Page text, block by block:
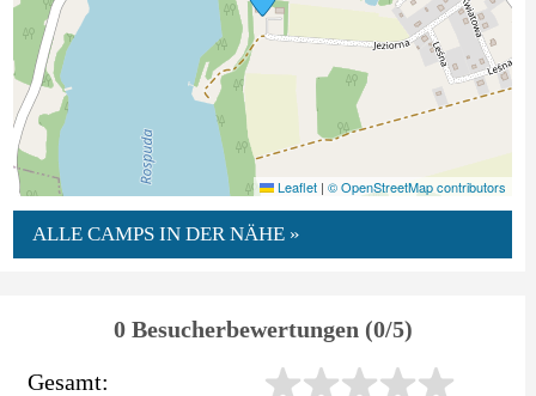
Leaflet | © OpenStreetMap contributors
ALLE CAMPS IN DER NÄHE »
0 Besucherbewertungen (0/5)
Gesamt: